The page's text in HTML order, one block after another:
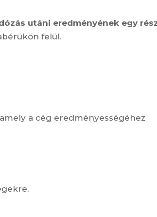
utáni eredményének egy
felül.
a cég eredményességéhez